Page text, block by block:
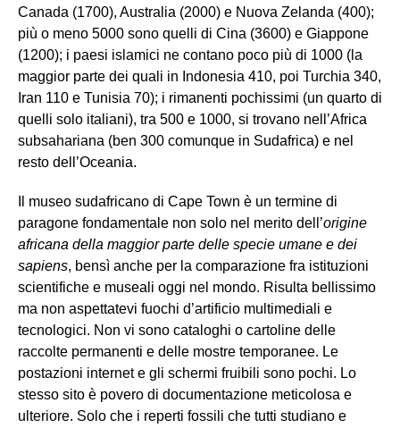
Canada (1700), Australia (2000) e Nuova Zelanda (400);
più o meno 5000 sono quelli di Cina (3600) e Giappone
(1200); i paesi islamici ne contano poco più di 1000 (la
maggior parte dei quali in Indonesia 410, poi Turchia 340,
Iran 110 e Tunisia 70); i rimanenti pochissimi (un quarto di
quelli solo italiani), tra 500 e 1000, si trovano nell’Africa
subsahariana (ben 300 comunque in Sudafrica) e nel
resto dell’Oceania.
Il museo sudafricano di Cape Town è un termine di
paragone fondamentale non solo nel merito dell’origine
africana della maggior parte delle specie umane e dei
sapiens, bensì anche per la comparazione fra istituzioni
scientifiche e museali oggi nel mondo. Risulta bellissimo
ma non aspettatevi fuochi d’artificio multimediali e
tecnologici. Non vi sono cataloghi o cartoline delle
raccolte permanenti e delle mostre temporanee. Le
postazioni internet e gli schermi fruibili sono pochi. Lo
stesso sito è povero di documentazione meticolosa e
ulteriore. Solo che i reperti fossili che tutti studiano e